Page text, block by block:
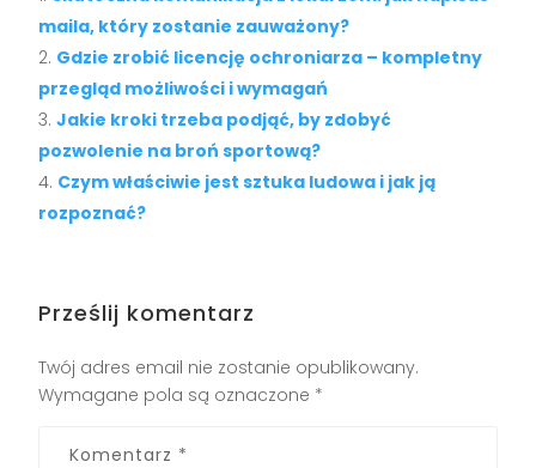
maila, który zostanie zauważony?
Gdzie zrobić licencję ochroniarza – kompletny
przegląd możliwości i wymagań
Jakie kroki trzeba podjąć, by zdobyć
pozwolenie na broń sportową?
Czym właściwie jest sztuka ludowa i jak ją
rozpoznać?
Prześlij komentarz
Twój adres email nie zostanie opublikowany.
Wymagane pola są oznaczone *